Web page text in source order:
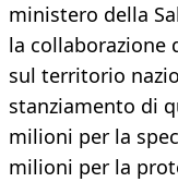
ministero della
la collaborazione
sul territorio
stanziamento di
milioni per la
milioni per la